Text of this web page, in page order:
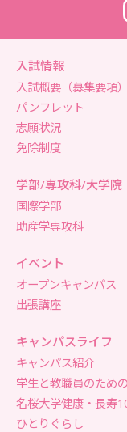
入試情報
入試概要（募集要項）
パンフレット
志願状況
免除制度
学部/専攻科/大学院
国際学部
助産学専攻科
イベント
オープンキャンパス
出張講座
キャンパスライフ
キャンパス紹介
学生と教職員のための
名桜大学健康・長寿
ひとりぐらし